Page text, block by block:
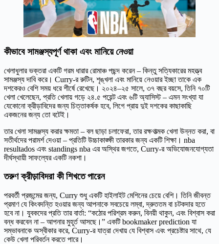
কীভাবে সামঞ্জস্যপূর্ণ থাকা এবং মানিয়ে নেওয়া
খেলাধুলার ভক্তরা একটি গরম ধারার রোমাঞ্চ পছন্দ করেন – কিন্তু সত্যিকারের মহত্ত্ব
সামঞ্জস্য দাবি করে। Curry-র রুটিন, শৃঙ্খলা এবং মানিয়ে নেওয়ার ইচ্ছা তাকে এক
দশকেরও বেশি সময় ধরে শীর্ষে রেখেছে। ২০২৪–২৫ সালে, ৩৭ বছর বয়সে, তিনি ৭০টি
খেলা খেলেছেন, প্রতি খেলায় গড়ে ২৪.৫ পয়েন্ট এবং ৬টি অ্যাসিস্ট – এমন সংখ্যা যা
যেকোনো ক্রীড়াবিদের জন্য চিত্তাকর্ষক হবে, লিগে প্রায় দুই দশকের কাছাকাছি
একজনের জন্য তো বটেই।
তার খেলা সামঞ্জস্য করার ক্ষমতা – বল ছাড়া চলাফেরা, তার রক্ষণাত্মক খেলা উন্নত করা, বা
সতীর্থদের পরামর্শ দেওয়া – প্রতিটি উচ্চাকাঙ্ক্ষী তারকার জন্য একটি শিক্ষা। nba
resultados এবং standings nba এর অস্থির জগতে, Curry-র অভিযোজনযোগ্যতা
দীর্ঘস্থায়ী সাফল্যের একটি নকশা।
তরুণ ক্রীড়াবিদরা কী শিখতে পারেন
পরবর্তী প্রজন্মের জন্য, Curry শুধু একটি হাইলাইট মেশিনের চেয়ে বেশি। তিনি জীবন্ত
প্রমাণ যে কিংবদন্তি হওয়ার জন্য আপনাকে সবচেয়ে লম্বা, দ্রুততম বা চটকদার হতে
হবে না। যুবকদের প্রতি তার বার্তা: “কঠোর পরিশ্রম করুন, বিনয়ী থাকুন, এবং বিশ্বাস করা
বন্ধ করবেন না – আপনার মুহূর্ত আসছে।” একটি bookmaker prediction যা
সম্ভাবনাকে অস্বীকার করে, Curry-র যাত্রা দেখায় যে বিশ্বাস এবং প্রচেষ্টার সাথে, যে
কেউ খেলা পরিবর্তন করতে পারে।